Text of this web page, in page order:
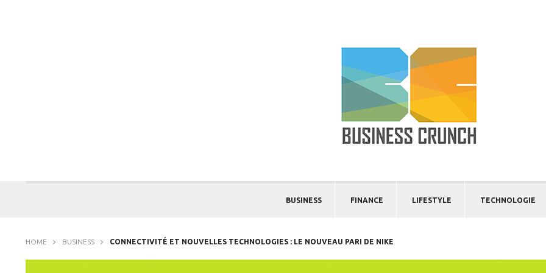
BUSINESS FINANCE LIFESTYLE TECHNOLOGIE
HOME BUSINESS CONNECTIVITÉ ET NOUVELLES TECHNOLOGIES : LE NOUVEAU PARI DE NIKE